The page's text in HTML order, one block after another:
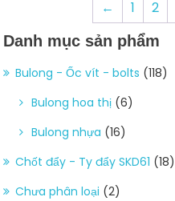
← 1 2
Danh mục sản phẩm
Bulong - Ốc vít - bolts (118)
Bulong hoa thị (6)
Bulong nhựa (16)
Chốt đẩy - Ty đẩy SKD61 (18)
Chưa phân loại (2)